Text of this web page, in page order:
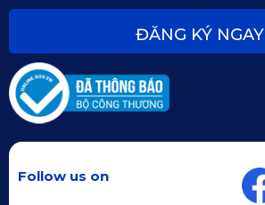
ĐĂNG KÝ NGAY
Follow us on